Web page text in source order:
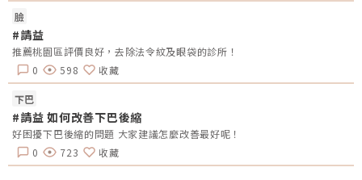
臉
#請益
推薦桃園區評價良好，去除法令紋及眼袋的診所！
0
598 收藏
下巴
#請益 如何改善下巴後縮
好困擾下巴後縮的問題 大家建議怎麼改善最好呢！
0
723 收藏